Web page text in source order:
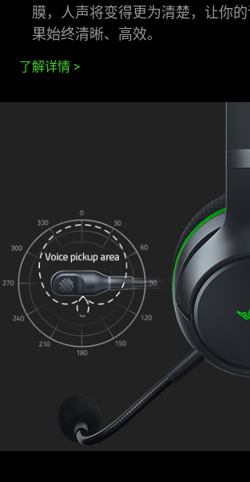
膜，人声将变得更为清楚，让你
果始终清晰、高效。
了解详情